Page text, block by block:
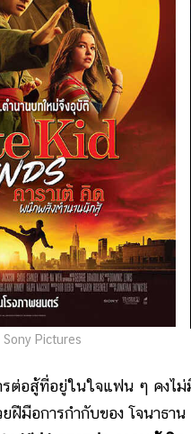
Pictures
สู้ที่อยู่ในใจแฟน ๆ คงไม่
ฝีมือการกำกับของ โจนาธ